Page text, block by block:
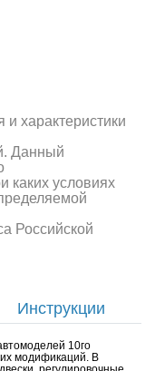
характеристики
Данный
каких условиях
Российской
Инструкции
10го
модификаций. В